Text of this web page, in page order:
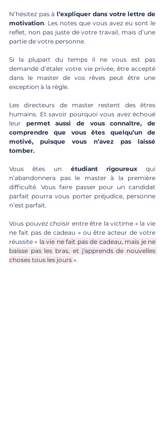
N’hésitez pas à l’expliquer dans votre lettre de
motivation. Les notes que vous avez eu sont le
reflet, non pas juste de votre travail, mais d’une
partie de votre personne.
Si la plupart du temps il ne vous est pas
demandé d’étaler votre vie privée, être accepté
dans le master de vos rêves peut être une
exception à la règle.
Les directeurs de master restent des êtres
humains. Et savoir pourquoi vous avez échoué
leur permet aussi de vous connaître, de
comprendre que vous êtes quelqu’un de
motivé, puisque vous n’avez pas laissé
tomber.
Vous êtes un étudiant rigoureux qui
n’abandonnera pas le master à la première
difficulté. Vous faire passer pour un candidat
parfait pourra vous porter préjudice, personne
n’est parfait.
Vous pouvez choisir entre être la victime « la vie
ne fait pas de cadeau » ou être acteur de votre
réussite « la vie ne fait pas de cadeau, mais je ne
baisse pas les bras, et j'apprends de nouvelles
choses tous les jours ».